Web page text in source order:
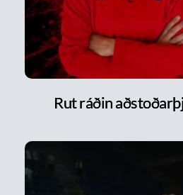
Rut ráðin